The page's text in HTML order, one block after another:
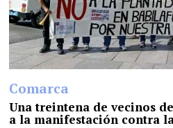
Comarca
Una treintena de vecinos
a la manifestación contra